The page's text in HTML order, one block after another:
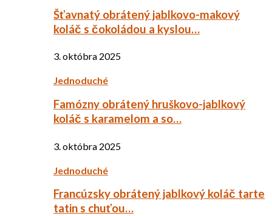
Šťavnatý obrátený jablkovo-makový
koláč s čokoládou a kyslou…
3. októbra 2025
Jednoduché
Famózny obrátený hruškovo-jablkový
koláč s karamelom a so…
3. októbra 2025
Jednoduché
Francúzsky obrátený jablkový koláč tarte
tatin s chuťou…